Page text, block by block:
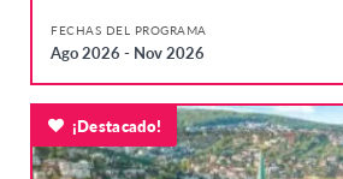
FECHAS DEL PROGRAMA
Ago 2026 - Nov 2026
¡Destacado!